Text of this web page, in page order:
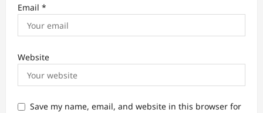
Email *
Website
Save my name, email, and website in this browser for